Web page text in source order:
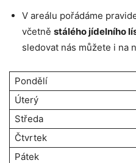
V areálu pořádáme
včetně stálého jídelního
sledovat nás můžete i na
Pondělí
Úterý
Středa
Čtvrtek
Pátek